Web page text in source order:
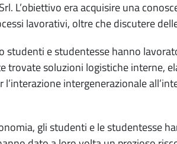
L’obiettivo era acquisire una
lavorativi, oltre che discutere
studenti e studentesse hanno
trovate soluzioni logistiche interne,
intergenerazionale
gli studenti e le studentesse